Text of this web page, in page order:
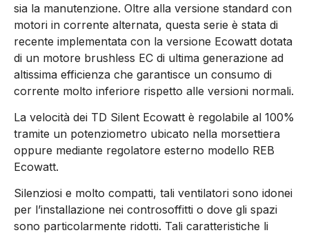
sia la manutenzione. Oltre alla versione standard con
motori in corrente alternata, questa serie è stata di
recente implementata con la versione Ecowatt dotata
di un motore brushless EC di ultima generazione ad
altissima efficienza che garantisce un consumo di
corrente molto inferiore rispetto alle versioni normali.
La velocità dei TD Silent Ecowatt è regolabile al 100%
tramite un potenziometro ubicato nella morsettiera
oppure mediante regolatore esterno modello REB
Ecowatt.
Silenziosi e molto compatti, tali ventilatori sono idonei
per l’installazione nei controsoffitti o dove gli spazi
sono particolarmente ridotti. Tali caratteristiche li